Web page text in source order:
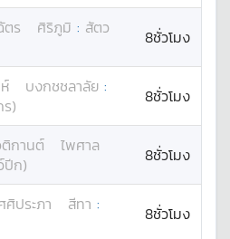
ตร ศิริภูมิ : สัตว
8ชั่วโมง
บงกชชลาลัย :
)
8ชั่วโมง
กานต์
ไพศาล
ปีก) 8ชั่วโมง
ศิประภา สีทา :
8ชั่วโมง